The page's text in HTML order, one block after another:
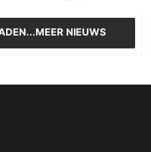
NIEUWS